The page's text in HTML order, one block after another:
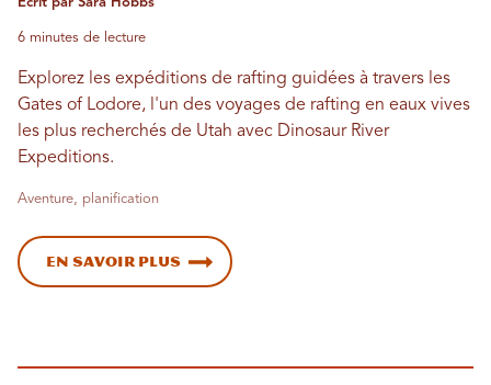
6 minutes de lecture
Explorez les expéditions de rafting guidées à travers les
Gates of Lodore, l'un des voyages de rafting en eaux vives
les plus recherchés de Utah avec Dinosaur River
Expeditions.
Aventure, planification
En savoir plus